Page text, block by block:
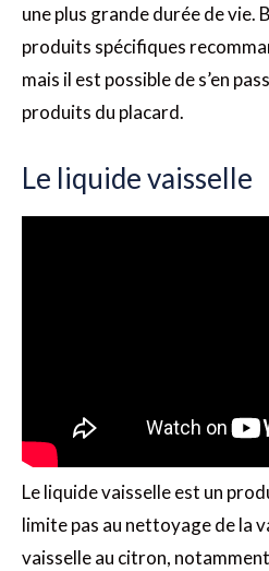
une plus grande durée de vie.
produits spécifiques
mais il est possible de s’en
produits du placard.
Le liquide vaisselle
Le liquide vaisselle est un
limite pas au nettoyage de la
vaisselle au citron,